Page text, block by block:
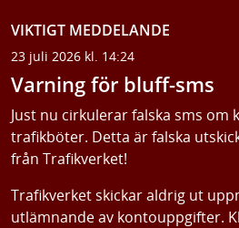
VIKTIGT MEDDELANDE
23 juli 2026 kl. 14:24
Varning för bluff-sms
Just nu cirkulerar falska sms om
trafikböter. Detta är falska
från Trafikverket!
Trafikverket skickar aldrig ut
utlämnande av kontouppgifter.